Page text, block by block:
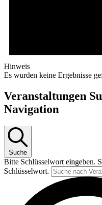
Hinweis
Es wurden keine Ergebnisse
Veranstaltungen
Navigation
Suche
Bitte Schlüsselwort eingeben.
Schlüsselwort.